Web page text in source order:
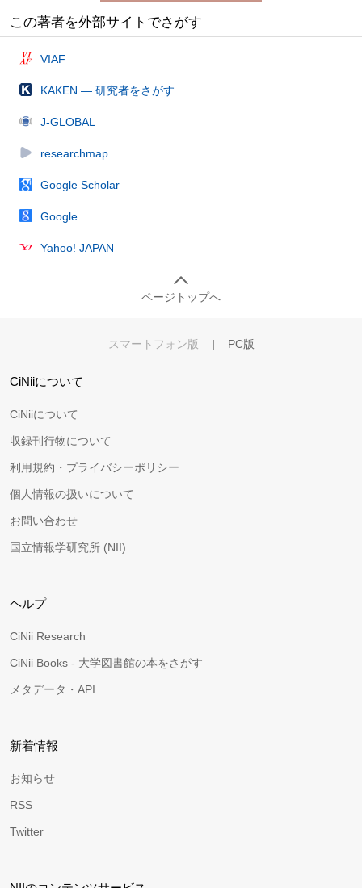
この著者を外部サイトでさがす
VIAF
KAKEN — 研究者をさがす
J-GLOBAL
researchmap
Google Scholar
Google
Yahoo! JAPAN
ページトップへ
スマートフォン版 | PC版
CiNiiについて
CiNiiについて
収録刊行物について
利用規約・プライバシーポリシー
個人情報の扱いについて
お問い合わせ
国立情報学研究所 (NII)
ヘルプ
CiNii Research
CiNii Books - 大学図書館の本をさがす
メタデータ・API
新着情報
お知らせ
RSS
Twitter